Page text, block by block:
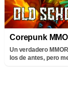
Corepunk
Un verdadero
los de antes, pero